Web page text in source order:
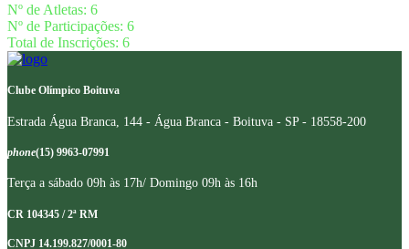
Nº de Atletas: 6
Nº de Participações: 6
Total de Inscrições: 6
Clube Olímpico Boituva
Estrada Água Branca, 144 - Água Branca - Boituva - SP - 18558-200
phone(15) 9963-07991
Terça a sábado 09h às 17h/ Domingo 09h às 16h
CR 104345 / 2ª RM
CNPJ 14.199.827/0001-80